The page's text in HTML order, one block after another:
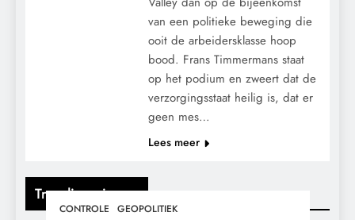
Trending nieuws
CONTROLE GEOPOLITIEK
van een politieke beweging die
ooit de arbeidersklasse hoop
bood. Frans Timmermans staat
op het podium en zweert dat de
verzorgingsstaat heilig is, dat er
geen mes…
Lees meer